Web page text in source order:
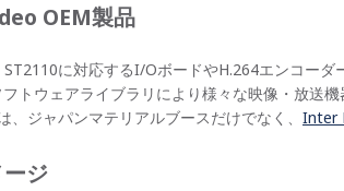
OEM製品
に対応するI/OボードやH.264エンコーダ
トウェアライブラリにより様々な映像・放送機
、ジャパンマテリアルブースだけでなく、 Inter
ジ